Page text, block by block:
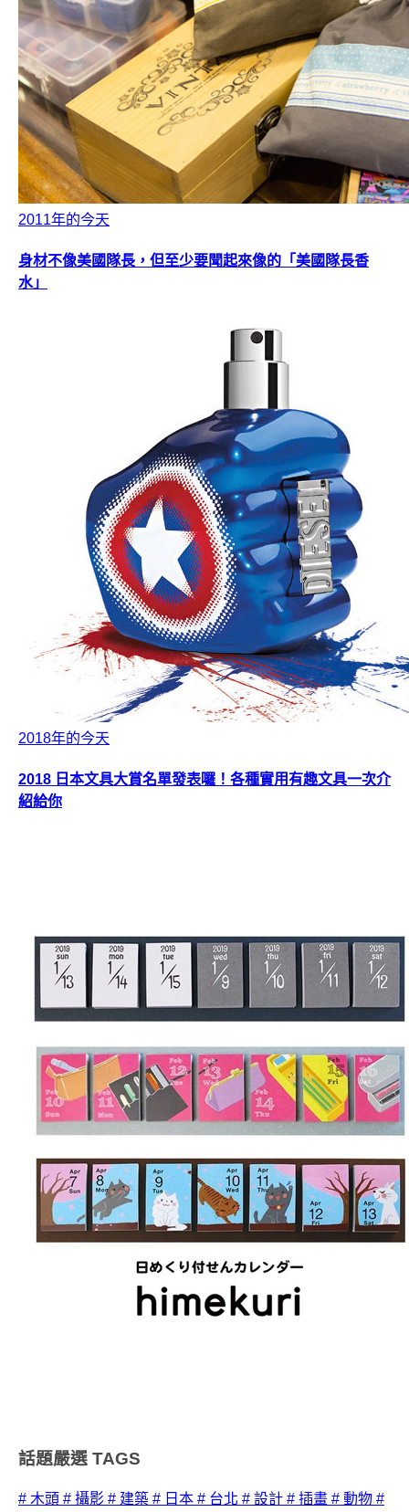
2011年的今天
身材不像美國隊長，但至少要聞起來像的「美國隊長香
水」
2018年的今天
2018 日本文具大賞名單發表囉！各種實用有趣文具一次介
紹給你
話題嚴選 TAGS
# 木頭 # 攝影 # 建築 # 日本 # 台北 # 設計 # 插畫 # 動物 #